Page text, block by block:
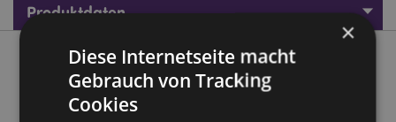
Produktdaten
Produktbeschreibung
Game Over Wasserspiel
×
Diese Internetseite macht
Gebrauch von Tracking
Cookies